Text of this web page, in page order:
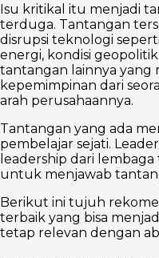
Isu kritikal itu menjadi
terduga. Tantangan
disrupsi teknologi
energi, kondisi
tantangan lainnya
kepemimpinan dari
arah perusahaannya.
Tantangan yang ada
pembelajar sejati.
leadership dari
untuk menjawab
Berikut ini tujuh
terbaik yang bisa
tetap relevan dengan